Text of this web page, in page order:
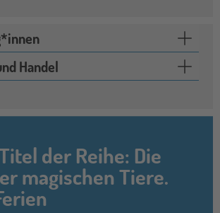
Handel
der Reihe: Die
magischen Tiere.